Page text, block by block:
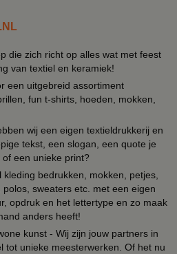
die zich richt op alles wat met feest
van textiel en keramiek!
een uitgebreid assortiment
fun t-shirts, hoeden, mokken,
wij een eigen textieldrukkerij en
tekst, een slogan, een quote je
een unieke print?
bedrukken, mokken, petjes,
sweaters etc. met een eigen
opdruk en het lettertype en zo maak
anders heeft!
kunst - Wij zijn jouw partners in
tot unieke meesterwerken. Of het nu